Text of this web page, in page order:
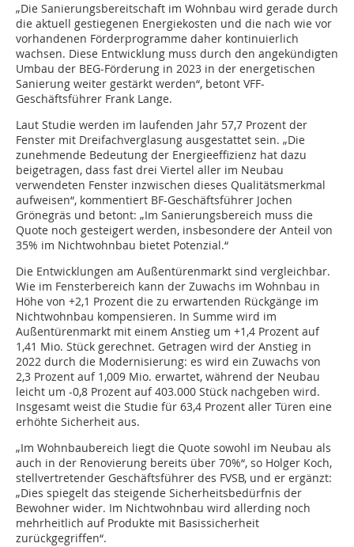
„Die Sanierungsbereitschaft im Wohnbau wird gerade durch
die aktuell gestiegenen Energiekosten und die nach wie vor
vorhandenen Förderprogramme daher kontinuierlich
wachsen. Diese Entwicklung muss durch den angekündigten
Umbau der BEG-Förderung in 2023 in der energetischen
Sanierung weiter gestärkt werden“, betont VFF-
Geschäftsführer Frank Lange.
Laut Studie werden im laufenden Jahr 57,7 Prozent der
Fenster mit Dreifachverglasung ausgestattet sein. „Die
zunehmende Bedeutung der Energieeffizienz hat dazu
beigetragen, dass fast drei Viertel aller im Neubau
verwendeten Fenster inzwischen dieses Qualitätsmerkmal
aufweisen“, kommentiert BF-Geschäftsführer Jochen
Grönegräs und betont: „Im Sanierungsbereich muss die
Quote noch gesteigert werden, insbesondere der Anteil von
35% im Nichtwohnbau bietet Potenzial.“
Die Entwicklungen am Außentürenmarkt sind vergleichbar.
Wie im Fensterbereich kann der Zuwachs im Wohnbau in
Höhe von +2,1 Prozent die zu erwartenden Rückgänge im
Nichtwohnbau kompensieren. In Summe wird im
Außentürenmarkt mit einem Anstieg um +1,4 Prozent auf
1,41 Mio. Stück gerechnet. Getragen wird der Anstieg in
2022 durch die Modernisierung: es wird ein Zuwachs von
2,3 Prozent auf 1,009 Mio. erwartet, während der Neubau
leicht um -0,8 Prozent auf 403.000 Stück nachgeben wird.
Insgesamt weist die Studie für 63,4 Prozent aller Türen eine
erhöhte Sicherheit aus.
„Im Wohnbaubereich liegt die Quote sowohl im Neubau als
auch in der Renovierung bereits über 70%“, so Holger Koch,
stellvertretender Geschäftsführer des FVSB, und er ergänzt:
„Dies spiegelt das steigende Sicherheitsbedürfnis der
Bewohner wider. Im Nichtwohnbau wird allerding noch
mehrheitlich auf Produkte mit Basissicherheit
zurückgegriffen“.